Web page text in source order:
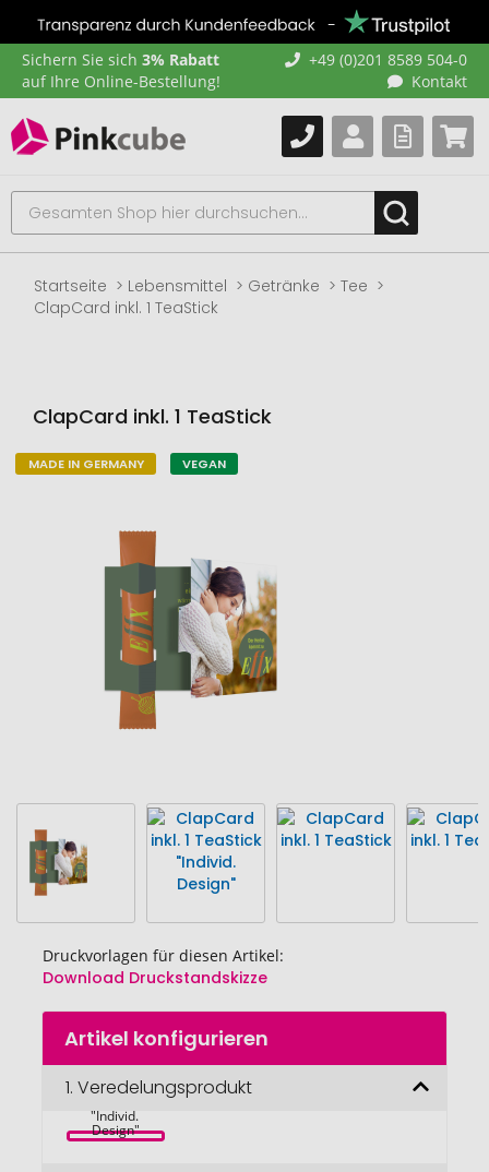
Sichern Sie sich 3% Rabatt
auf Ihre Online-Bestellung!
+49 (0)201 8589 504-0
Kontakt
Startseite Lebensmittel Getränke
Tee
ClapCard inkl. 1 TeaStick
ClapCard inkl. 1 TeaStick
Zum
Druckvorlagen für diesen Artikel:
Download Druckstandskizze
Zum
Anfang
Bildgalerie
MADE IN GERMANY VEGAN
Artikel konfigurieren
1. Veredelungsprodukt
ClapCard inkl. 1
"Individ.
Design"